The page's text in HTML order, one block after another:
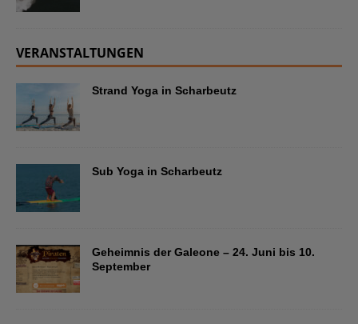
VERANSTALTUNGEN
Strand Yoga in Scharbeutz
Sub Yoga in Scharbeutz
Geheimnis der Galeone – 24. Juni bis 10.
September